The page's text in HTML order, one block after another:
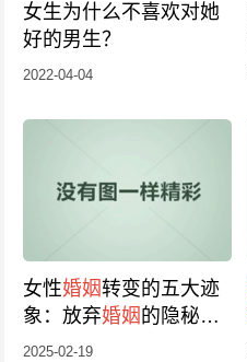
女生为什么不喜欢对她
好的男生？
2022-04-04
女性婚姻转变的五大迹
象：放弃婚姻 的隐秘表
现
2025-02-19